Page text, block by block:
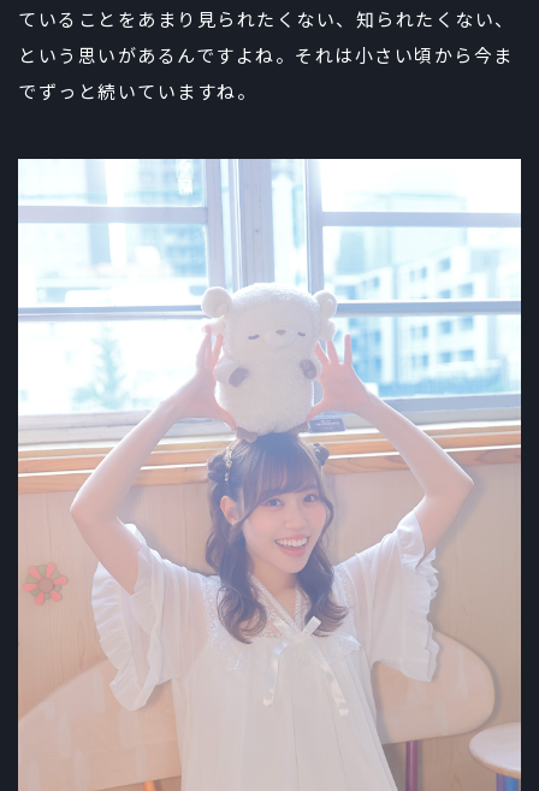
ていることをあまり見られたくない、知られたくない、
という思いがあるんですよね。それは小さい頃から今ま
でずっと続いていますね。